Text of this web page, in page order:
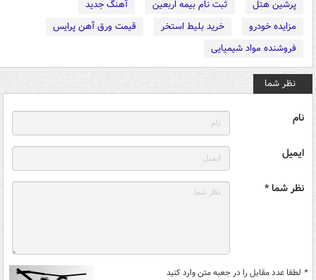
پرشین هتل
ثبت نام بیمه اربعین
آهنگ جدید
مزایده خودرو
خرید بلیط استخر
قیمت ورق آهن پرایس
فروشنده مواد شیمیایی
نظر شما
نام
ایمیل
نظر شما *
* لطفا عدد مقابل را در جعبه متن وارد کنید